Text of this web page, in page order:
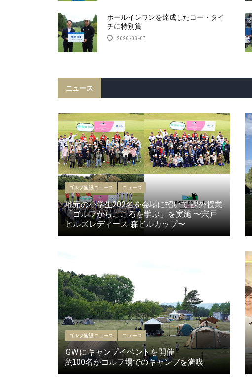
ホールインワンを達成したコー・タイ
チに特別賞
2026-06-07
ニュース
ゴルフ施設ニュース ニュース
地元の小学生202名を会場に招いて 課外授業
「ゴルフからこころを学ぶ」を実施 〜宍戸
ヒルズレディース 森ビルカップ〜
ゴルフ施設ニュース ニュース
GWにキャンプイベントを開催
約100名がゴルフ場でのキャンプを満喫